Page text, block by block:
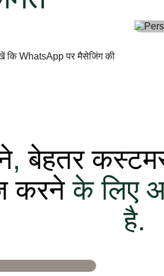
कि WhatsApp पर मैसेजिंग की
,बेहतर
करनेके लिए
है.